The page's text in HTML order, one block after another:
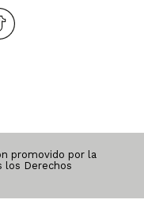
promovido por la
los Derechos